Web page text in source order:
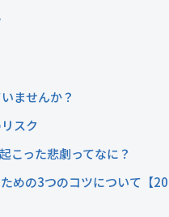
ませんか？
スク
こった悲劇ってなに？
めの3つのコツについて【